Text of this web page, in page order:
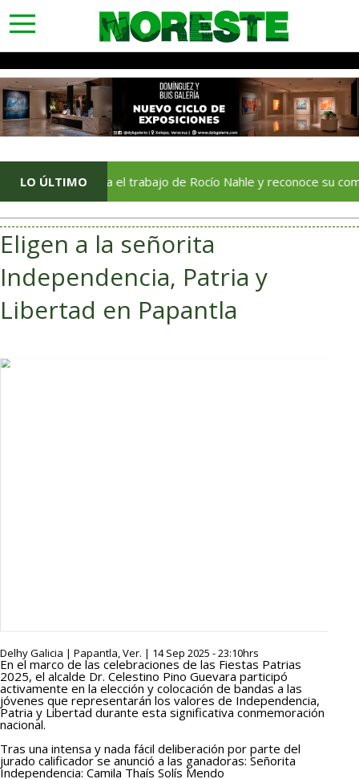
toggle
navigation
LO ÚLTIMO
respalda el trabajo de Rocío Nahle y reconoce su compromiso
Eligen a la señorita
Independencia, Patria y
Libertad en Papantla
Delhy Galicia | Papantla, Ver. | 14 Sep 2025 - 23:10hrs
En el marco de las celebraciones de las Fiestas Patrias
2025, el alcalde Dr. Celestino Pino Guevara participó
activamente en la elección y colocación de bandas a las
jóvenes que representarán los valores de Independencia,
Patria y Libertad durante esta significativa conmemoración
nacional.
Tras una intensa y nada fácil deliberación por parte del
jurado calificador se anunció a las ganadoras: Señorita
Independencia: Camila Thaís Solís Mendo